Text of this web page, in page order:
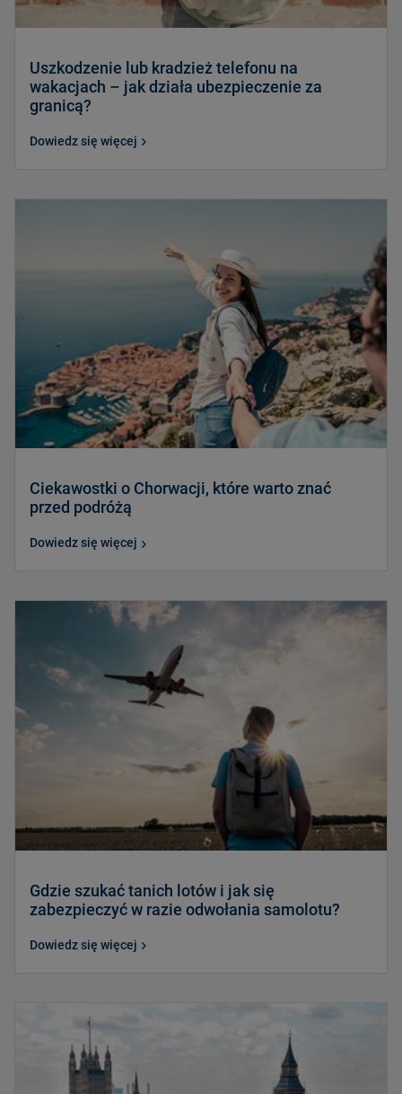
Uszkodzenie lub kradzież telefonu na
wakacjach – jak działa ubezpieczenie za
granicą?
Dowiedz się więcej
Ciekawostki o Chorwacji, które warto znać
przed podróżą
Dowiedz się więcej
Gdzie szukać tanich lotów i jak się
zabezpieczyć w razie odwołania samolotu?
Dowiedz się więcej